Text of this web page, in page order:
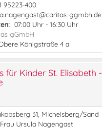
95223-400
ggmbh.de
07:00 Uhr - 16:30 Uhr
gGmbH
Königstraße 4 a
für Kinder St. Elisabeth -
31, Michelsberg/Sand
Frau Ursula Nagengast